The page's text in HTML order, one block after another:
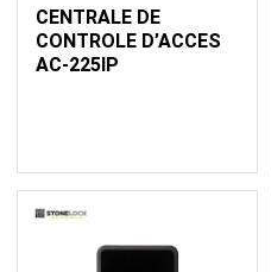
CENTRALE DE
CONTROLE D’ACCES
AC-225IP